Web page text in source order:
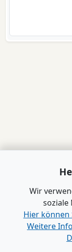
Wir
soziale
Hier können
Weitere